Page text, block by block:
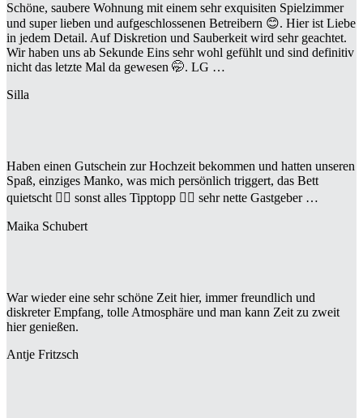
Schöne, saubere Wohnung mit einem sehr exquisiten Spielzimmer
und super lieben und aufgeschlossenen Betreibern 😊. Hier ist Liebe
in jedem Detail. Auf Diskretion und Sauberkeit wird sehr geachtet.
Wir haben uns ab Sekunde Eins sehr wohl gefühlt und sind definitiv
nicht das letzte Mal da gewesen 🤭. LG …
Silla
Haben einen Gutschein zur Hochzeit bekommen und hatten unseren
Spaß, einziges Manko, was mich persönlich triggert, das Bett
quietscht 😶‍🌫️ sonst alles Tipptopp 👍🏻 sehr nette Gastgeber …
Maika Schubert
War wieder eine sehr schöne Zeit hier, immer freundlich und
diskreter Empfang, tolle Atmosphäre und man kann Zeit zu zweit
hier genießen.
Antje Fritzsch